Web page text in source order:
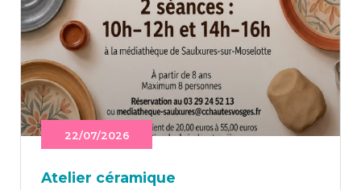
22/07/2026
Ate­lier céramique